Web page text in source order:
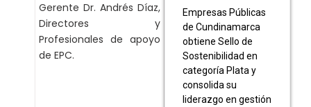
Gerente Dr. Andrés Díaz,
Directores y
Profesionales de apoyo
de EPC.
Empresas Públicas
de Cundinamarca
obtiene Sello de
Sostenibilidad en
categoría Plata y
consolida su
liderazgo en gestión